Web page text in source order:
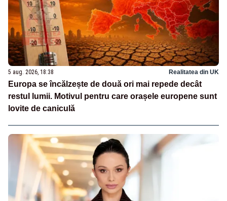
5 aug. 2026, 18:38 Realitatea din UK
Europa se încălzește de două ori mai repede decât
restul lumii. Motivul pentru care orașele europene sunt
lovite de caniculă